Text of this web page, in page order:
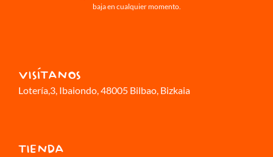
baja en cualquier momento.
VISÍTANOS
Lotería,3, Ibaiondo, 48005 Bilbao, Bizkaia
TIENDA